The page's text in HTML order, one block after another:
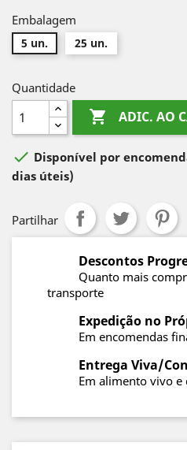
Embalagem
5 un. 25 un.
Quantidade
 ADIC. AO
 Disponível por
dias úteis)
Partilhar
Descontos
Quanto mais
transporte
Expedição no
Em encomendas
Entrega Viva/
Em alimento vivo e